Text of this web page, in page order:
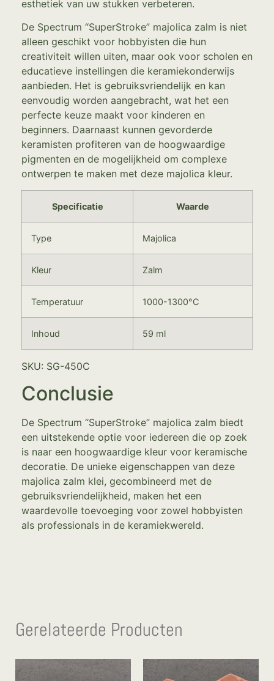
esthetiek van uw stukken verbeteren.
De Spectrum “SuperStroke” majolica zalm is niet
alleen geschikt voor hobbyisten die hun
creativiteit willen uiten, maar ook voor scholen en
educatieve instellingen die keramiekonderwijs
aanbieden. Het is gebruiksvriendelijk en kan
eenvoudig worden aangebracht, wat het een
perfecte keuze maakt voor kinderen en
beginners. Daarnaast kunnen gevorderde
keramisten profiteren van de hoogwaardige
pigmenten en de mogelijkheid om complexe
ontwerpen te maken met deze majolica kleur.
Specificatie Waarde
Type Majolica
Kleur Zalm
Temperatuur 1000-1300°C
Inhoud 59 ml
SKU: SG-450C
Conclusie
De Spectrum “SuperStroke” majolica zalm biedt
een uitstekende optie voor iedereen die op zoek
is naar een hoogwaardige kleur voor keramische
decoratie. De unieke eigenschappen van deze
majolica zalm klei, gecombineerd met de
gebruiksvriendelijkheid, maken het een
waardevolle toevoeging voor zowel hobbyisten
als professionals in de keramiekwereld.
Gerelateerde Producten